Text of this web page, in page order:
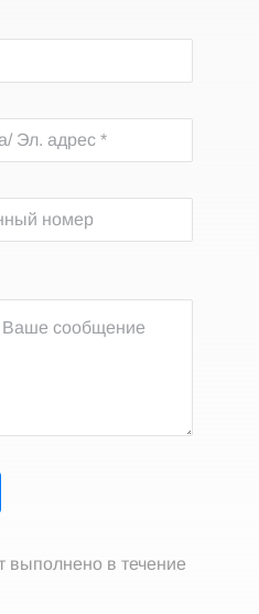
выполнено в течение